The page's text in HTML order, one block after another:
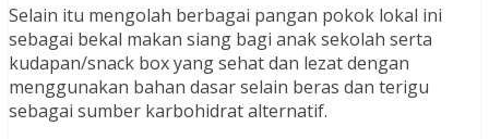
Selain itu mengolah berbagai pangan pokok lokal ini
sebagai bekal makan siang bagi anak sekolah serta
kudapan/snack box yang sehat dan lezat dengan
menggunakan bahan dasar selain beras dan terigu
sebagai sumber karbohidrat alternatif.